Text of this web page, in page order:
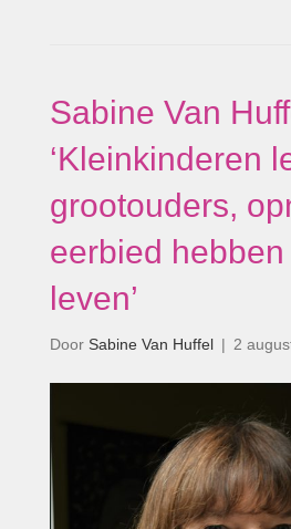
Sabine Van
‘Kleinkinderen
grootouders,
eerbied
leven’
Door Sabine Van Huffel | 2